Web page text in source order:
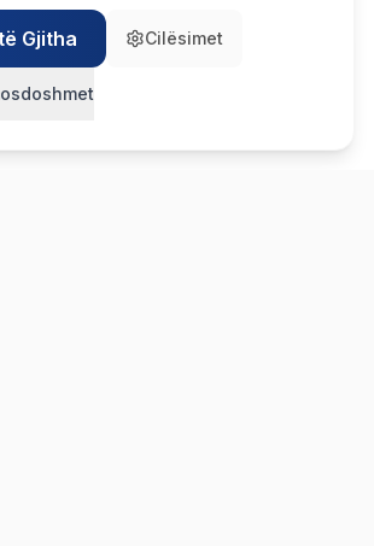
Na kontaktoni! 👋
Gjitha Cilësimet